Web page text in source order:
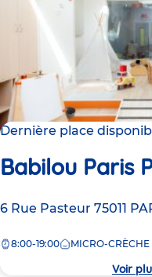
Dernière place
Babilou Paris
Adresse
la
6 Rue Pasteur 75011
8:00-19:00 MICRO-CRÈCHE
Voir